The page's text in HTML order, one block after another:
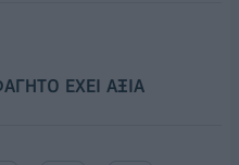
ΕΧΕΙ ΑΞΙΑ